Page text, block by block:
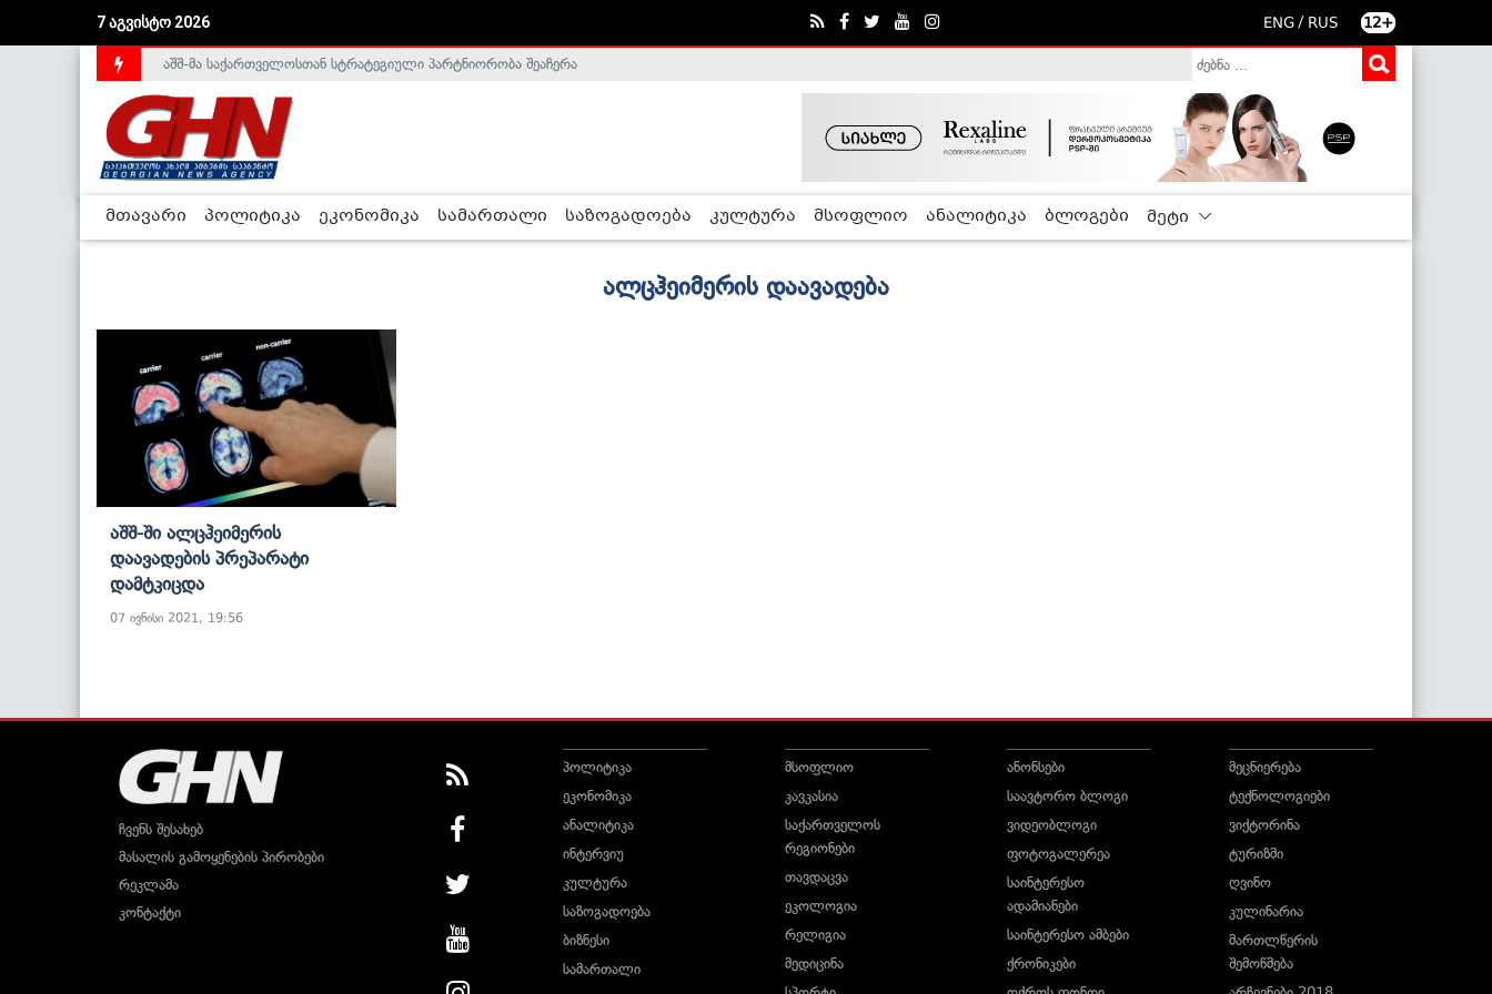
7 აგვისტო 2026 ENG / RUS 12+
აშშ-მა საქართველოსთან სტრატეგიული პარტნიორობა შეაჩერა
მთავარი პოლიტიკა ეკონომიკა სამართალი საზოგადოება კულტურა მსოფლიო ანალიტიკა ბლოგები მეტი
ალცჰეიმერის დაავადება
Აშშ-Ში Ალცჰეიმერის
Დაავადების Პრეპარატი
Დამტკიცდა
07 ივნისი 2021, 19:56
ჩვენს შესახებ
მასალის გამოყენების პირობები
რეკლამა
კონტაქტი
პოლიტიკა
ეკონომიკა
ანალიტიკა
ინტერვიუ
კულტურა
საზოგადოება
ბიზნესი
სამართალი
მსოფლიო
კავკასია
საქართველოს
რეგიონები
თავდაცვა
ეკოლოგია
რელიგია
მედიცინა
ანონსები
საავტორო ბლოგი
ვიდეობლოგი
ფოტოგალერეა
საინტერესო
ადამიანები
საინტერესო ამბები
ქრონიკები
მეცნიერება
ტექნოლოგიები
ვიქტორინა
ტურიზმი
ღვინო
კულინარია
მართლწერის
შემოწმება